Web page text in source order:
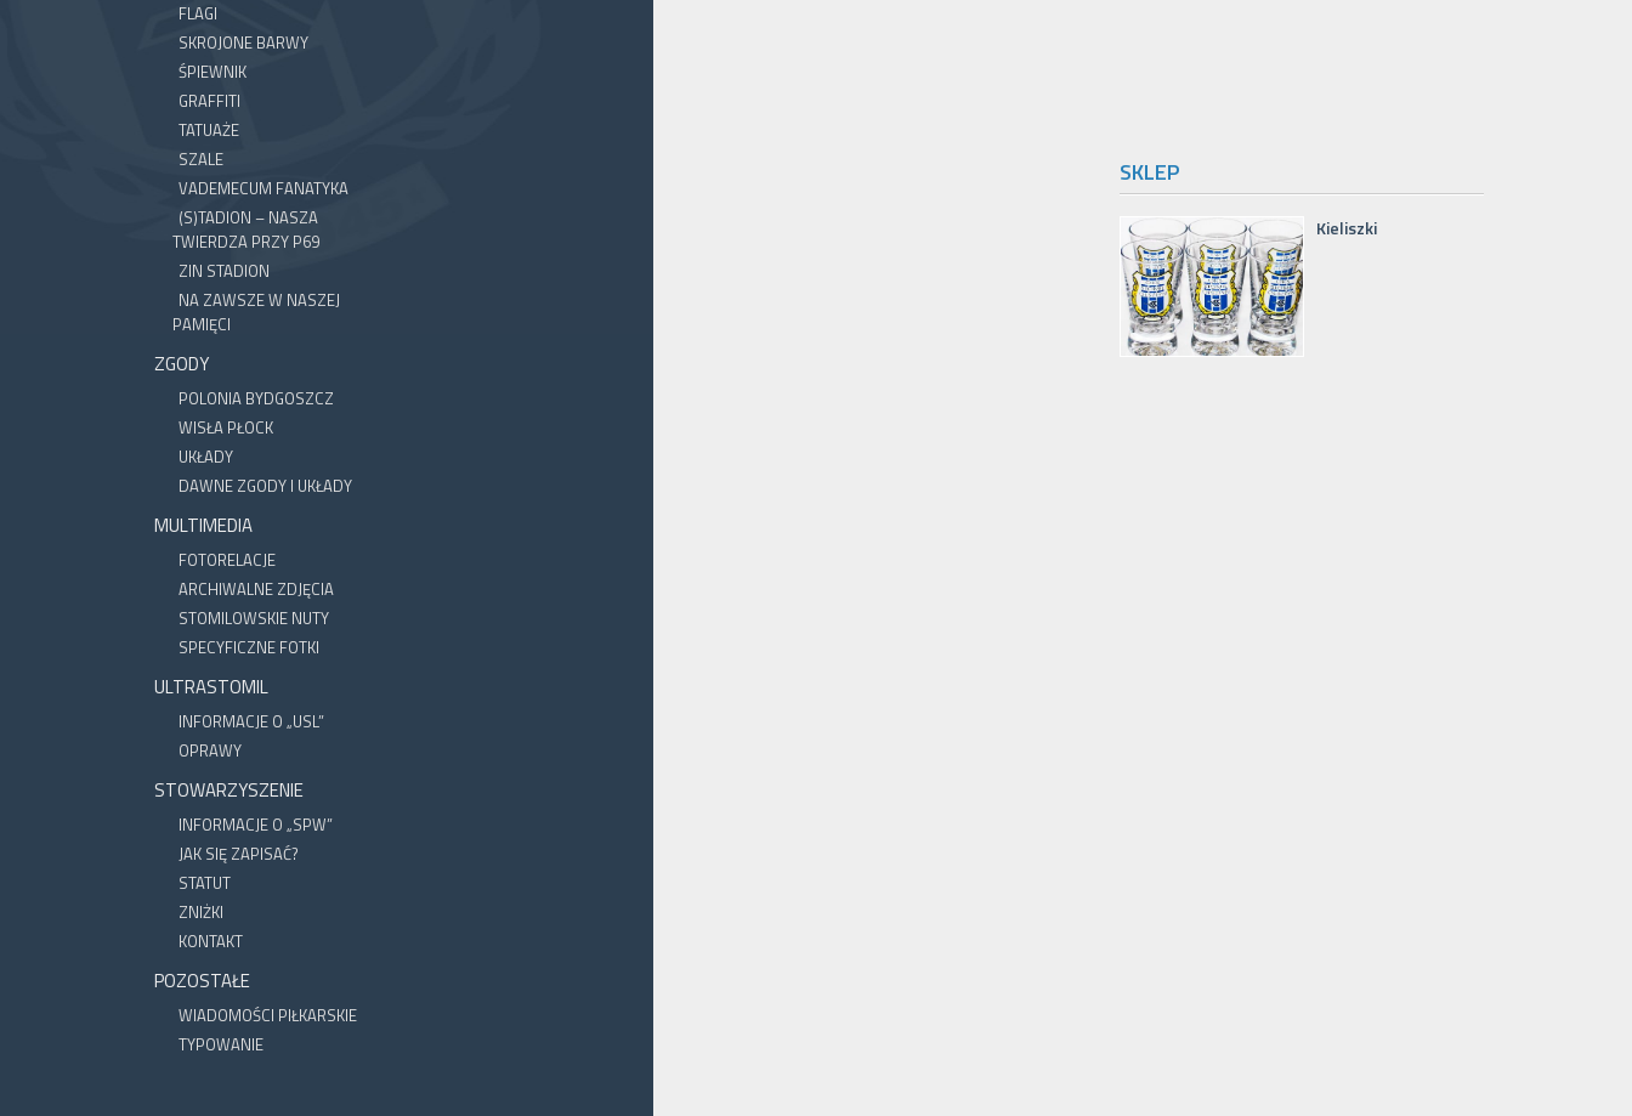
FLAGI
SKROJONE BARWY
ŚPIEWNIK
GRAFFITI
TATUAŻE
SZALE
VADEMECUM FANATYKA
(S)TADION – NASZA
TWIERDZA PRZY P69
ZIN STADION
NA ZAWSZE W NASZEJ
PAMIĘCI
ZGODY
POLONIA BYDGOSZCZ
WISŁA PŁOCK
UKŁADY
DAWNE ZGODY I UKŁADY
MULTIMEDIA
FOTORELACJE
ARCHIWALNE ZDJĘCIA
STOMILOWSKIE NUTY
SPECYFICZNE FOTKI
ULTRASTOMIL
INFORMACJE O „USL”
OPRAWY
STOWARZYSZENIE
INFORMACJE O „SPW”
JAK SIĘ ZAPISAĆ?
STATUT
ZNIŻKI
KONTAKT
POZOSTAŁE
WIADOMOŚCI PIŁKARSKIE
TYPOWANIE
SKLEP
Kieliszki